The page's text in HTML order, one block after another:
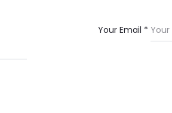
Your Email *